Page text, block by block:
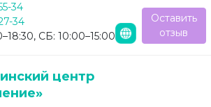
34
34
СБ: 10:00–15:00
Оставить
отзыв
центр